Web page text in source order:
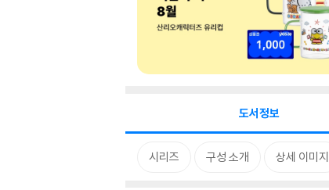
도서정보
시리즈 구성 소개 상세 이미지